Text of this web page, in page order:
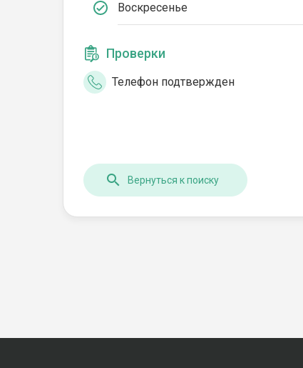
Воскресенье
Проверки
Телефон подтвержден
Вернуться к поиску